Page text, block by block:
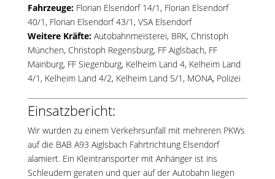
Fahrzeuge: Florian Elsendorf 14/1 , Florian Elsendorf
40/1 , Florian Elsendorf 43/1 , VSA Elsendorf
Weitere Kräfte:Autobahnmeisterei, BRK, Christoph
München, Christoph Regensburg, FF Aiglsbach, FF
Mainburg, FF Siegenburg, Kelheim Land 4, Kelheim Land
4/1, Kelheim Land 4/2, Kelheim Land 5/1, MONA, Polizei
Einsatzbericht:
Wir wurden zu einem Verkehrsunfall mit mehreren PKWs
auf die BAB A93 Aiglsbach Fahrtrichtung Elsendorf
alamiert. Ein Kleintransporter mit Anhänger ist ins
Schleudern geraten und quer auf der Autobahn liegen